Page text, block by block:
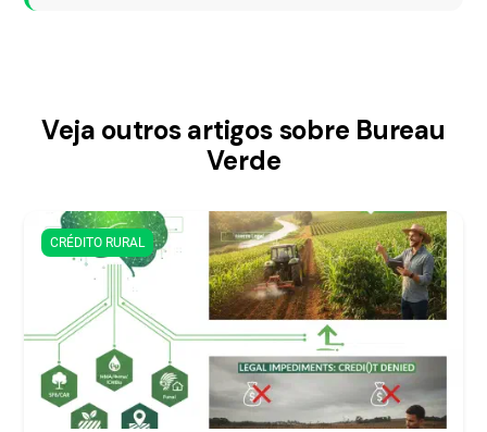
Veja outros artigos sobre Bureau
Verde
CRÉDITO RURAL